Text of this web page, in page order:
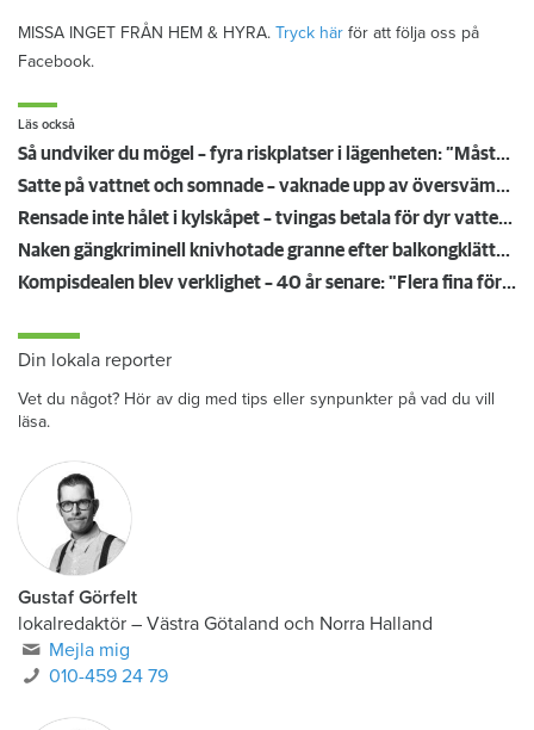
MISSA INGET FRÅN HEM & HYRA. Tryck här för att följa oss på
Facebook.
Läs också
Så undviker du mögel – fyra riskplatser i lägenheten: ”Måste städa bort”
Satte på vattnet och somnade – vaknade upp av översvämning hos grannen
Rensade inte hålet i kylskåpet – tvingas betala för dyr vattenskada
Naken gängkriminell knivhotade granne efter balkongklättring
Kompisdealen blev verklighet – 40 år senare: "Flera fina fördelar med att dela bostad"
Din lokala reporter
Vet du något? Hör av dig med tips eller synpunkter på vad du vill
läsa.
Gustaf Görfelt
lokalredaktör – Västra Götaland och Norra Halland
Mejla mig
010-459 24 79